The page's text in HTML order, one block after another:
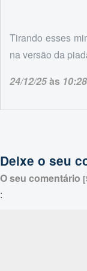
Tirando esses
na versão da
24/12/25às 10:28
Deixe o seu
O seu comentário
: